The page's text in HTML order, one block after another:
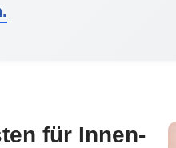
für Innen-